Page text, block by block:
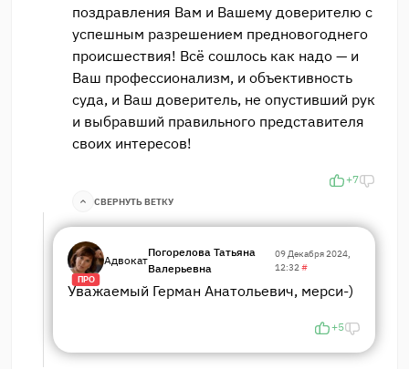
поздравления Вам и Вашему доверителю с
успешным разрешением предновогоднего
происшествия! Всё сошлось как надо — и
Ваш профессионализм, и объективность
суда, и Ваш доверитель, не опустивший рук
и выбравший правильного представителя
своих интересов!
+7
СВЕРНУТЬ ВЕТКУ
ПРО
Адвокат
Погорелова Татьяна
Валерьевна
09 Декабря 2024,
12:32#
Уважаемый Герман Анатольевич, мерси-)
+5